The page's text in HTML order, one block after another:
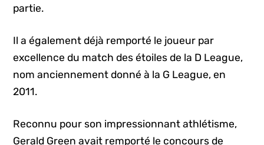
partie.
Il a également déjà remporté le joueur par
excellence du match des étoiles de la D League,
nom anciennement donné à la G League, en
2011.
Reconnu pour son impressionnant athlétisme,
Gerald Green avait remporté le concours de